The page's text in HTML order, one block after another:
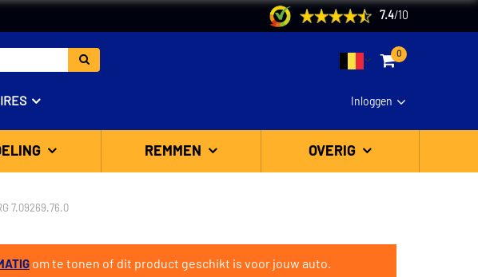
7.4/ 10
0
Inloggen
REMMEN OVERIG
7.09269.76.0
om te tonen of dit product geschikt is voor jouw auto.